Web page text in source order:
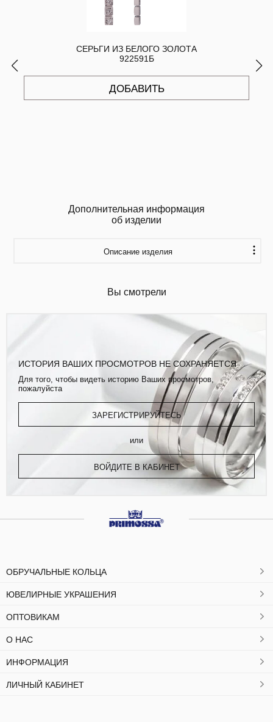
СЕРЬГИ ИЗ БЕЛОГО ЗОЛОТА
922591Б
ДОБАВИТЬ
Дополнительная информация
об изделии
Описание изделия
Вы смотрели
ИСТОРИЯ ВАШИХ ПРОСМОТРОВ НЕ СОХРАНЯЕТСЯ
Для того, чтобы видеть историю Ваших просмотров,
пожалуйста
ЗАРЕГИСТРИРУЙТЕСЬ
или
ВОЙДИТЕ В КАБИНЕТ
ОБРУЧАЛЬНЫЕ КОЛЬЦА
ЮВЕЛИРНЫЕ УКРАШЕНИЯ
ОПТОВИКАМ
О НАС
ИНФОРМАЦИЯ
ЛИЧНЫЙ КАБИНЕТ